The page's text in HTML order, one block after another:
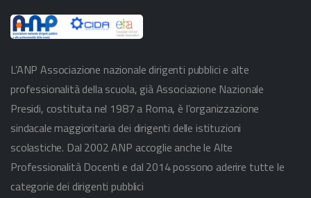
L’ANP Associazione nazionale dirigenti pubblici e alte
professionalità della scuola, già Associazione Nazionale
Presidi, costituita nel 1987 a Roma, è l’organizzazione
sindacale maggioritaria dei dirigenti delle istituzioni
scolastiche. Dal 2002 ANP accoglie anche le Alte
Professionalità Docenti e dal 2014 possono aderire tutte le
categorie dei dirigenti pubblici